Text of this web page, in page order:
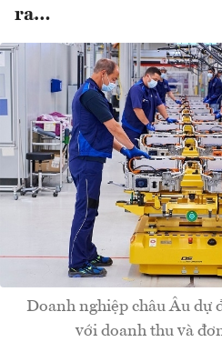
ra…
Doanh nghiệp châu Âu dự
với doanh thu và